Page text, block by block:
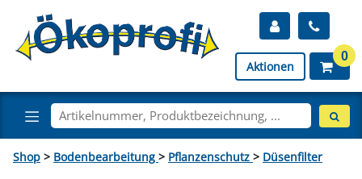
Aktionen
0
Shop > Bodenbearbeitung > Pflanzenschutz > Düsenfilter